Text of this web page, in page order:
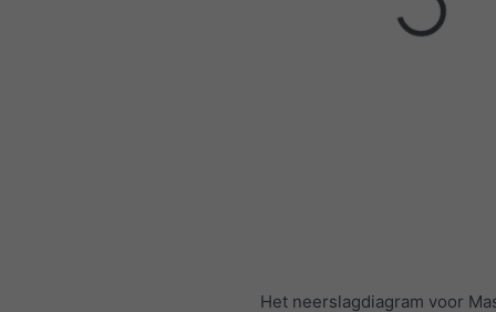
Het neerslagdiagram voor